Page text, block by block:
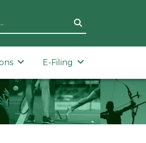
E-Filing